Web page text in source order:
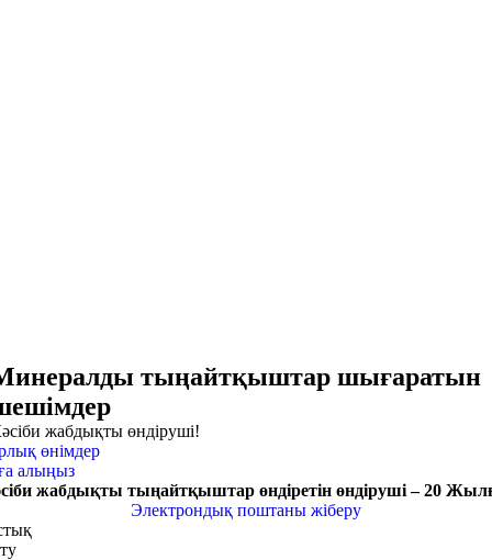
тыңайтқыштар шығаратын
жабдықты өндіруші!
өнімдер
алыңыз
жабдықты тыңайтқыштар өндіретін өндіруші – 20
Электрондық поштаны жіберу